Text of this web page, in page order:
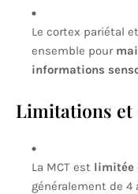
Le cortex pariétal
ensemble pour
informations
Limitations
La MCT est limitée
généralement de